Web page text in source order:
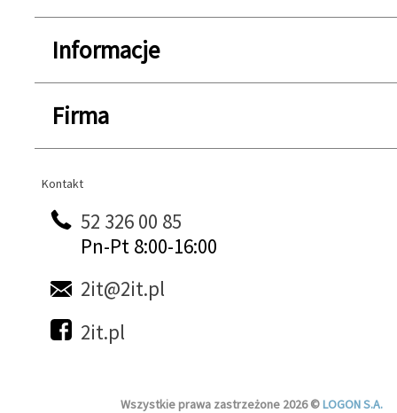
Informacje
Firma
Kontakt
Kontakt
52 326 00 85
Pn-Pt 8:00-16:00
2it@2it.pl
2it.pl
Wszystkie prawa zastrzeżone 2026 ©LOGON S.A.